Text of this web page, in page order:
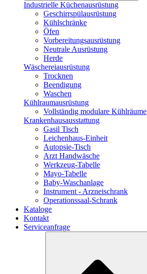
Industrielle Küchenausrüstung
Geschirrspülausrüstung
Kühlschränke
Öfen
Vorbereitungsausrüstung
Neutrale Ausrüstung
Herde
Wäschereiausrüstung
Trocknen
Beendigung
Waschen
Kühlraumausrüstung
Vollständig modulare Kühlräume
Krankenhausausstattung
Gasil Tisch
Leichenhaus-Einheit
Autopsie-Tisch
Arzt Handwäsche
Werkzeug-Tabelle
Mayo-Tabelle
Baby-Waschanlage
Instrument - Arzneischrank
Operationssaal-Schrank
Kataloge
Kontakt
Serviceanfrage